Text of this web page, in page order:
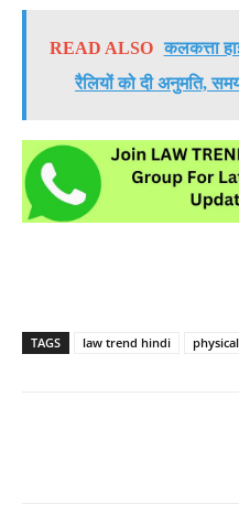
READ ALSO कलकत्ता
रैलियों को दी अनुमति,
TAGS law trend hindi